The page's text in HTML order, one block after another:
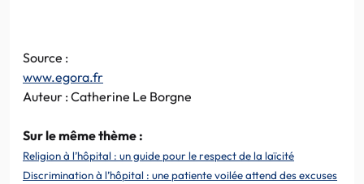
Source :
www.egora.fr
Auteur : Catherine Le Borgne
Sur le même thème :
Religion à l’hôpital : un guide pour le respect de la laïcité
Discrimination à l’hôpital : une patiente voilée attend des excuses